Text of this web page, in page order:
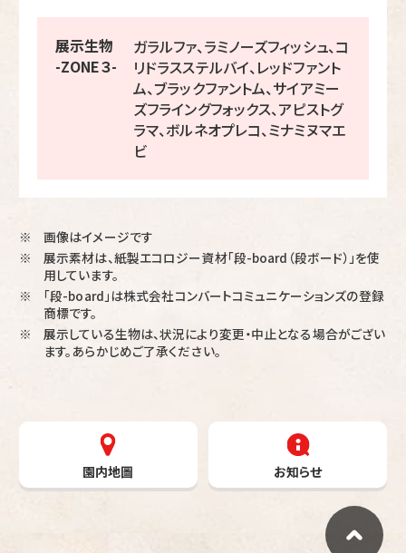
展示生物
-ZONE３-
ガラルファ、ラミノーズフィッシュ、コ
リドラスステルバイ、レッドファント
ム、ブラックファントム、サイアミー
ズフライングフォックス、アピストグ
ラマ、ボルネオプレコ、ミナミヌマエ
ビ
※
画像はイメージです
※
展示素材は、紙製エコロジー資材「段-board（段ボード）」を使
用しています。
※
「段-board」は株式会社コンバートコミュニケーションズの登録
商標です。
※
展示している生物は、状況により変更・中止となる場合がござい
ます。あらかじめご了承ください。
園内地圖 お知らせ